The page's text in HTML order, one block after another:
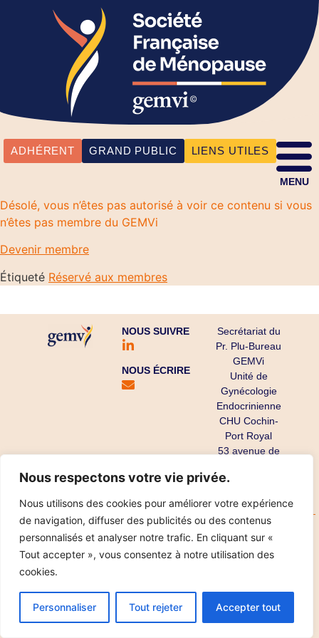
Nous respectons votre vie privée.
Nous utilisons des cookies pour améliorer votre expérience
de navigation, diffuser des publicités ou des contenus
personnalisés et analyser notre trafic. En cliquant sur «
Tout accepter », vous consentez à notre utilisation des
cookies.
Personnaliser Tout rejeter Accepter tout
ADHÉRENT GRAND PUBLIC LIENS UTILES
MENU
Désolé, vous n’êtes pas autorisé à voir ce contenu si vous
n’êtes pas membre du GEMVi
Devenir membre
Étiqueté Réservé aux membres
NOUS SUIVRE
NOUS ÉCRIRE
Secrétariat du
Pr. Plu-Bureau
GEMVi
Unité de
Gynécologie
Endocrinienne
CHU Cochin-
Port Royal
53 avenue de
75679 Paris
Copyright ©
2025
Mentions légales
Réalisation IPT